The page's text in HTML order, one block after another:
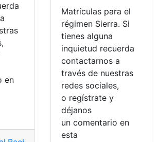
en
Matrículas para el
régimen Sierra. Si
tienes alguna
inquietud recuerda
contactarnos a
través de nuestras
redes sociales,
o regístrate y
déjanos
un comentario en
esta